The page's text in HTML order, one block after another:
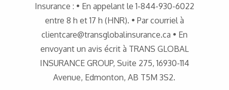
Insurance : • En appelant le 1-844-930-6022
entre 8 h et 17 h (HNR). • Par courriel à
clientcare@transglobalinsurance.ca • En
envoyant un avis écrit à TRANS GLOBAL
INSURANCE GROUP, Suite 275, 16930-114
Avenue, Edmonton, AB T5M 3S2.